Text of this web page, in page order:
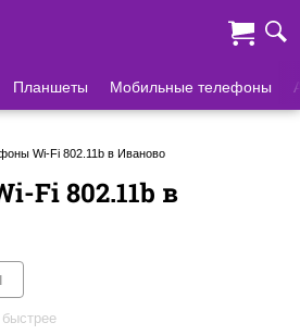
Планшеты Мобильные телефоны
Wi-Fi 802.11b в Иваново
Fi 802.11b в
быстрее